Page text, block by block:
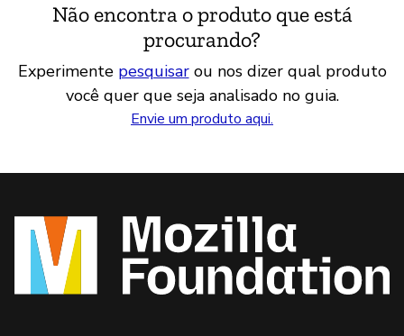
Não encontra o produto que está
procurando?
Experimente pesquisarou nos dizer qual produto
você quer que seja analisado no guia.
Envie um produto aqui.